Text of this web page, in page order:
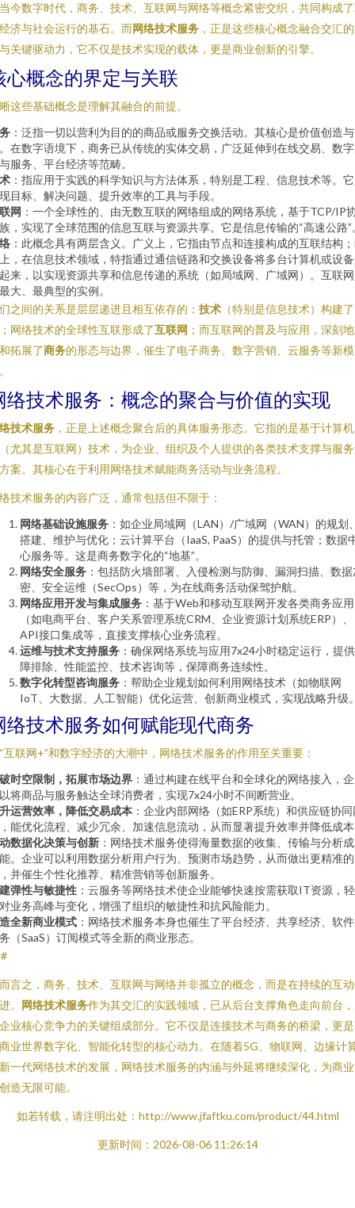
今数字时代，商务、技术、互联网与网络等概念紧密交织，共同构成
济与社会运行的基石。而网络技术服务 ，正是这些核心概念融合交汇
关键驱动力，它不仅是技术实现的载体，更是商业创新的引擎。
心概念的界定与关联
这些基础概念是理解其融合的前提。
：泛指一切以营利为目的的商品或服务交换活动。其核心是价值创造
在数字语境下，商务已从传统的实体交易，广泛延伸到在线交易、数
服务、平台经济等范畴。
：指应用于实践的科学知识与方法体系，特别是工程、信息技术等。
目标、解决问题、提升效率的工具与手段。
网 ：一个全球性的、由无数互联的网络组成的网络系统，基于TCP/IP
，实现了全球范围的信息互联与资源共享。它是信息传输的“高速公路”
：此概念具有两层含义。广义上，它指由节点和连接构成的互联结构
，在信息技术领域，特指通过通信链路和交换设备将多台计算机或设
来，以实现资源共享和信息传递的系统（如局域网、广域网）。互联
大、最典型的实例。
之间的关系是层层递进且相互依存的： 技术 （特别是信息技术）构建了
；网络技术的全球性互联形成了互联网 ；而互联网的普及与应用，深刻
拓展了商务的形态与边界，催生了电子商务、数字营销、云服务等新模
络技术服务：概念的聚合与价值的实现
技术服务 ，正是上述概念聚合后的具体服务形态。它指的是基于计算
尤其是互联网）技术，为企业、组织及个人提供的各类技术支撑与服
案。其核心在于利用网络技术赋能商务活动与业务流程。
技术服务的内容广泛，通常包括但不限于：
网络基础设施服务 ：如企业局域网（LAN）/广域网（WAN）的规划
搭建、维护与优化；云计算平台（IaaS, PaaS）的提供与托管；数据
心服务等。这是商务数字化的“地基”。
网络安全服务 ：包括防火墙部署、入侵检测与防御、漏洞扫描、数据
密、安全运维（SecOps）等，为在线商务活动保驾护航。
网络应用开发与集成服务 ：基于Web和移动互联网开发各类商务应用
（如电商平台、客户关系管理系统CRM、企业资源计划系统ERP）、
API接口集成等，直接支撑核心业务流程。
运维与技术支持服务 ：确保网络系统与应用7x24小时稳定运行，提
障排除、性能监控、技术咨询等，保障商务连续性。
数字化转型咨询服务 ：帮助企业规划如何利用网络技术（如物联网
IoT、大数据、人工智能）优化运营、创新商业模式，实现战略升级
络技术服务如何赋能现代商务
互联网+”和数字经济的大潮中，网络技术服务的作用至关重要：
时空限制，拓展市场边界 ：通过构建在线平台和全球化的网络接入，
将商品与服务触达全球消费者，实现7x24小时不间断营业。
运营效率，降低交易成本 ：企业内部网络（如ERP系统）和供应链协
能优化流程、减少冗余、加速信息流动，从而显著提升效率并降低成
数据化决策与创新 ：网络技术服务使得海量数据的收集、传输与分析
。企业可以利用数据分析用户行为、预测市场趋势，从而做出更精准
并催生个性化推荐、精准营销等创新服务。
弹性与敏捷性 ：云服务等网络技术使企业能够快速按需获取IT资源，
业务高峰与变化，增强了组织的敏捷性和抗风险能力。
全新商业模式 ：网络技术服务本身也催生了平台经济、共享经济、软
（SaaS）订阅模式等全新的商业形态。
言之，商务、技术、互联网与网络并非孤立的概念，而是在持续的互
。 网络技术服务作为其交汇的实践领域，已从后台支撑角色走向前台
业核心竞争力的关键组成部分。它不仅是连接技术与商务的桥梁，更
业世界数字化、智能化转型的核心动力。在随着5G、物联网、边缘计
一代网络技术的发展，网络技术服务的内涵与外延将继续深化，为商
造无限可能。
如若转载，请注明出处：http://www.jfaftku.com/product/44.html
更新时间：2026-08-06 11:26:14